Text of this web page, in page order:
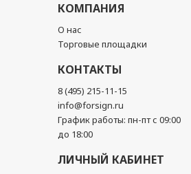
КОМПАНИЯ
О нас
Торговые площадки
КОНТАКТЫ
8 (495) 215-11-15
info@forsign.ru
График работы: пн-пт с 09:00
до 18:00
ЛИЧНЫЙ КАБИНЕТ